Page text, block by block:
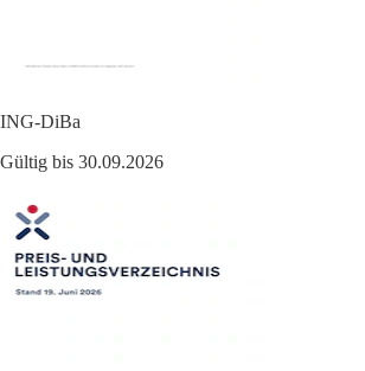
ING-DiBa
Gültig bis 30.09.2026